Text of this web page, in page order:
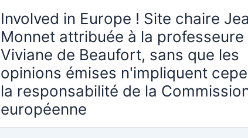
Involved in Europe ! Site chaire
Monnet attribuée à la professeure
Viviane de Beaufort, sans que les
opinions émises n'impliquent
la responsabilité de la
européenne